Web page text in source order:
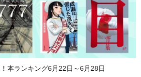
本ランキング6月22日～6月28日